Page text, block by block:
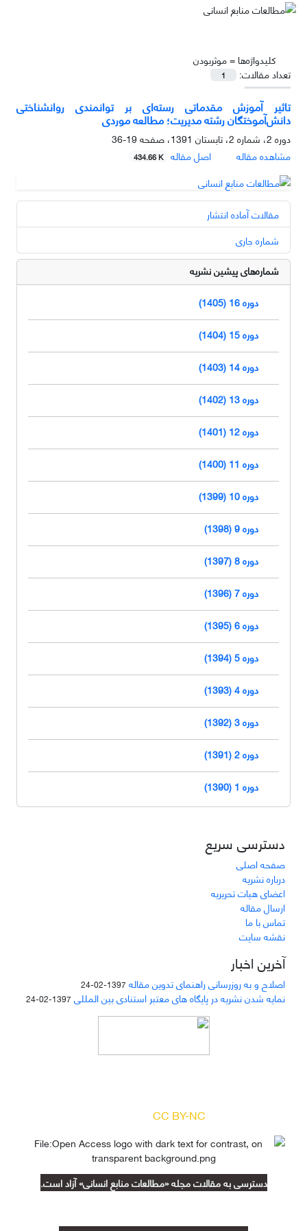
کلیدواژه‌ها =موثربودن
تعداد مقالات:
1
تاثیر آموزش مقدماتی رسته‌ای بر توانمندی روانشناختی
دانش‌آموختگان رشته مدیریت؛ مطالعه موردی
دوره 2، شماره 2، تابستان 1391، صفحه
19-36
مشاهده مقاله
اصل مقاله 434.66 K
مقالات آماده انتشار
شماره جاری
شماره‌های پیشین نشریه
دوره 16 (1405)
دوره 15 (1404)
دوره 14 (1403)
دوره 13 (1402)
دوره 12 (1401)
دوره 11 (1400)
دوره 10 (1399)
دوره 9 (1398)
دوره 8 (1397)
دوره 7 (1396)
دوره 6 (1395)
دوره 5 (1394)
دوره 4 (1393)
دوره 3 (1392)
دوره 2 (1391)
دوره 1 (1390)
دسترسی سریع
صفحه اصلی
درباره نشریه
اعضای هیات تحریریه
ارسال مقاله
تماس با ما
نقشه سایت
آخرین اخبار
اصلاح و به روزرسانی راهنمای تدوین مقاله 1397-02-24
نمایه شدن نشریه در پایگاه های معتبر استنادی بین المللی 1397-02-24
CC BY-NC
دسترسی به مقالات مجله «مطالعات منابع انسانی» آزاد است.